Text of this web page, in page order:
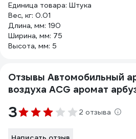
Единица товара: Штука
Вес, кг: 0.01
Длина, мм: 190
Ширина, мм: 75
Высота, мм: 5
Отзывы Автомобильный
воздуха ACG аромат
3 2 отзыва